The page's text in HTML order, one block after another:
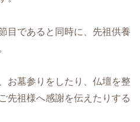
目であると同時に、先祖供養
お墓参りをしたり、仏壇を整
先祖様へ感謝を伝えたりする